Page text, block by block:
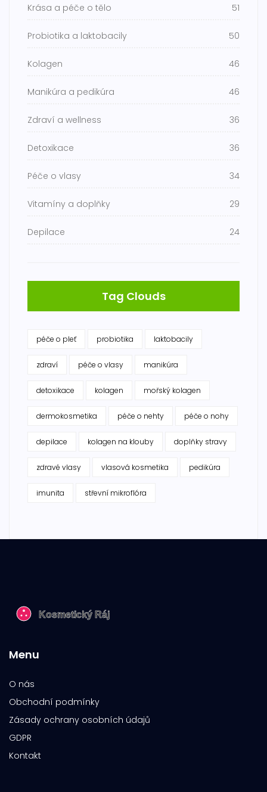
Krása a péče o tělo 51
Probiotika a laktobacily 50
Kolagen 46
Manikúra a pedikúra 46
Zdraví a wellness 36
Detoxikace 36
Péče o vlasy 34
Vitamíny a doplňky 29
Depilace 24
Tag Clouds
péče o pleť probiotika laktobacily
zdraví péče o vlasy manikúra
detoxikace kolagen mořský kolagen
dermokosmetika péče o nehty péče o nohy
depilace kolagen na klouby doplňky stravy
zdravé vlasy vlasová kosmetika pedikúra
imunita střevní mikroflóra
Menu
O nás
Obchodní podmínky
Zásady ochrany osobních údajů
GDPR
Kontakt